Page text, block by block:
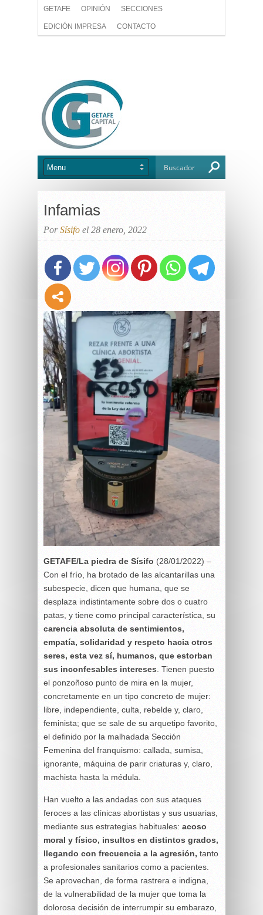
GETAFE OPINIÓN SECCIONES
EDICIÓN IMPRESA CONTACTO
Infamias
PorSísifo el 28 enero, 2022
GETAFE/La piedra de Sísifo (28/01/2022) –
Con el frío, ha brotado de las alcantarillas una
subespecie, dicen que humana, que se
desplaza indistintamente sobre dos o cuatro
patas, y tiene como principal característica, su
carencia absoluta de sentimientos,
empatía, solidaridad y respeto hacia otros
seres, esta vez sí, humanos, que estorban
sus inconfesables intereses . Tienen puesto
el ponzoñoso punto de mira en la mujer,
concretamente en un tipo concreto de mujer:
libre, independiente, culta, rebelde y, claro,
feminista; que se sale de su arquetipo favorito,
el definido por la malhadada Sección
Femenina del franquismo: callada, sumisa,
ignorante, máquina de parir criaturas y, claro,
machista hasta la médula.
Han vuelto a las andadas con sus ataques
feroces a las clínicas abortistas y sus usuarias,
mediante sus estrategias habituales: acoso
moral y físico, insultos en distintos grados,
llegando con frecuencia a la agresión, tanto
a profesionales sanitarios como a pacientes.
Se aprovechan, de forma rastrera e indigna,
de la vulnerabilidad de la mujer que toma la
dolorosa decisión de interrumpir su embarazo,